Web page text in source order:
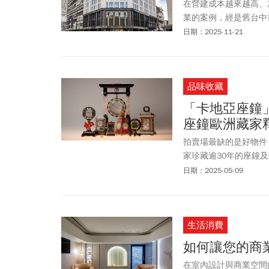
在營建成本越來越高
業的案例，經是舊台
歐酷酒店，在11月15
日期：2025-11-21
品味收藏
「卡地亞座
座鐘歐洲藏家
拍賣場最缺的是好物
家珍藏逾30年的座鐘
6～8人競標，競拍75
日期：2025-05-09
生活消費
如何讓您的商
在室內設計與商業空